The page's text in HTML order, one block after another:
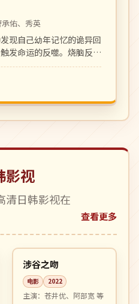
佑、秀英
现自己幼年记忆的诡异回
发命运的反噬。烧脑反转
剧。
影视
清日韩影视在
查看更多
日本
高分 99:11
涉谷之吻
电影 2022
主演： 苍井优、阿部宽 等